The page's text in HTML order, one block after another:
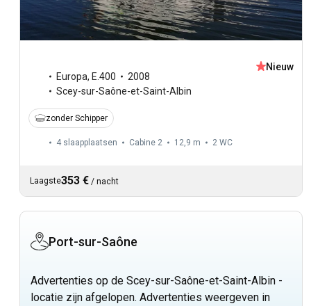
Europa, E.400
2008
Scey-sur-Saône-et-Saint-Albin
Nieuw
zonder Schipper
4 slaapplaatsen Cabine 2 12,9 m 2 WC
Laagste353 € / nacht
Port-sur-Saône
Advertenties op de Scey-sur-Saône-et-Saint-Albin -
locatie zijn afgelopen. Advertenties weergeven in